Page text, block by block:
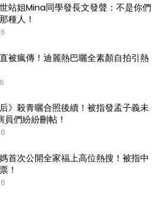
站姐Mina同學發長文發聲：不是你們
種人！
被瘋傳！迪麗熱巴曬全素顏自拍引熱
后》殺青曬合照後續！被指發孟子義未
員們紛紛刪帖！
首次公開全家福上高位熱搜！被指中
！